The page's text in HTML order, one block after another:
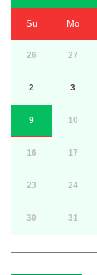
Su Mo
26 27
2 3
9 10
16 17
23 24
30 31